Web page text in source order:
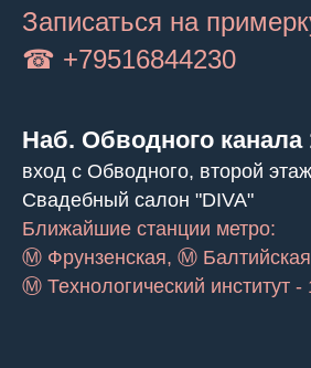
Записаться на
☎ +79516844230
Наб. Обводного канала
вход с Обводного, второй этаж
Свадебный салон "DIVA"
Ближайшие станции метро:
Ⓜ Фрунзенская, Ⓜ
Ⓜ Технологический институт -